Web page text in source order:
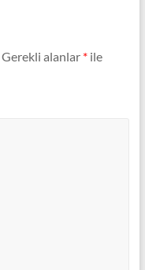
Gerekli alanlar *ile